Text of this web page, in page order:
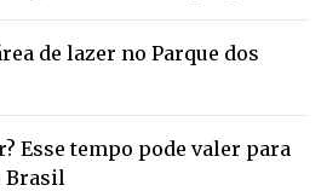
de lazer no Parque dos
Esse tempo pode valer para
Brasil